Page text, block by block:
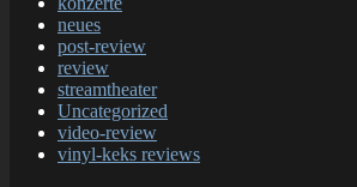
neues
post-review
review
streamtheater
Uncategorized
video-review
vinyl-keks reviews